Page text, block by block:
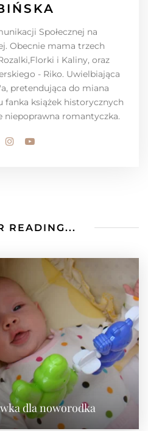
Społecznej na
Obecnie mama trzech
i Kaliny, oraz
- Riko. Uwielbiająca
pretendująca do miana
fanka książek historycznych
niepoprawna romantyczka.
READING...
dla noworodka